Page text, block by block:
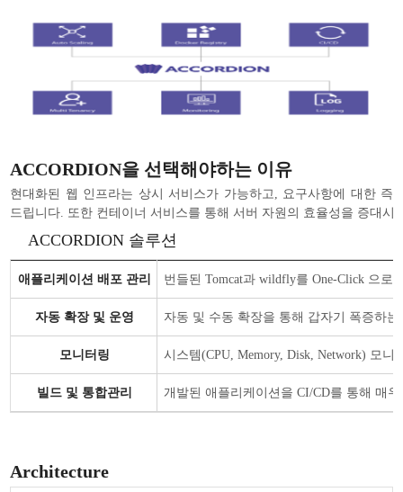
ACCORDION을 선택해야하는 이유
현대화된 웹 인프라는 상시 서비스가 가능하고, 요구사항에 대한
드립니다. 또한 컨테이너 서비스를 통해 서버 자원의 효율성을 증대
ACCORDION 솔루션
애플리케이션 배포 관리 번들된 Tomcat과 wildfly를 One-Click 으
자동 확장 및 운영 자동 및 수동 확장을 통해 갑자기 폭증하
모니터링 시스템(CPU, Memory, Disk, Network) 모
빌드 및 통합관리 개발된 애플리케이션을 CI/CD를 통해 매
Architecture